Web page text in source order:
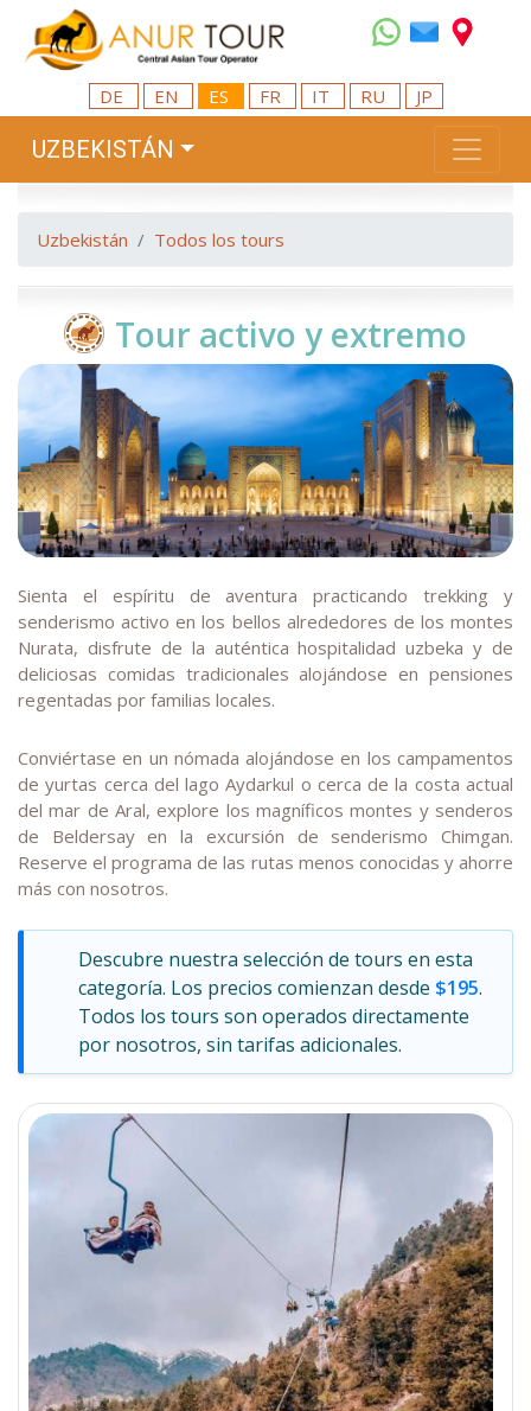
DE EN ES FR IT RU JP
UZBEKISTÁN
Uzbekistán Todos los tours
Tour activo y extremo
Sienta el espíritu de aventura practicando trekking y
senderismo activo en los bellos alrededores de los montes
Nurata, disfrute de la auténtica hospitalidad uzbeka y de
deliciosas comidas tradicionales alojándose en pensiones
regentadas por familias locales.
Conviértase en un nómada alojándose en los campamentos
de yurtas cerca del lago Aydarkul o cerca de la costa actual
del mar de Aral, explore los magníficos montes y senderos
de Beldersay en la excursión de senderismo Chimgan.
Reserve el programa de las rutas menos conocidas y ahorre
más con nosotros.
Descubre nuestra selección de tours en esta
categoría. Los precios comienzan desde $195.
Todos los tours son operados directamente
por nosotros, sin tarifas adicionales.